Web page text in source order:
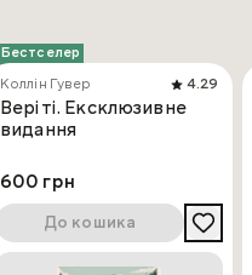
Бестселер
Коллін Гувер
4.29
Веріті. Ексклюзивне
видання
600 грн
До кошика